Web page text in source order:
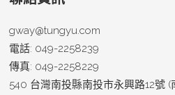
gway@tungyu.com
電話: 049-2258239
傳真: 049-2258229
540 台灣南投縣南投市永興路12號 (